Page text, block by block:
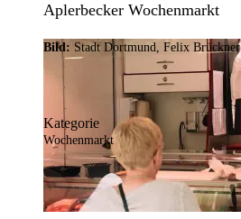
Aplerbecker Wochenmarkt
Bild: Stadt Dortmund, Felix Brückner
Kategorie
Wochenmarkt